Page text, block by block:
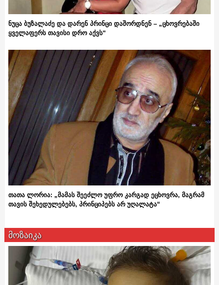
ნუცა ბუზალაძე და დარენ პრინცი დაშორდნენ – „ცხოვრებაში
ყველაფერს თავისი დრო აქვს“
თათა ლორია: „მამას შეეძლო უფრო კარგად ეცხოვრა, მაგრამ
თავის შეხედულებებს, პრინციპებს არ უღალატა“
მოზაიკა